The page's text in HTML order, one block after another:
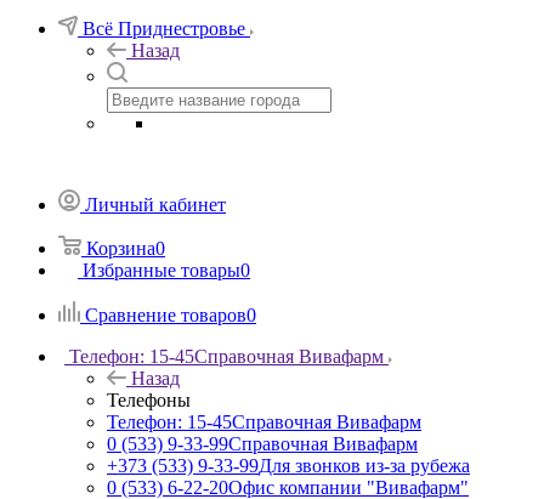
Всё Приднестровье
Назад
Личный кабинет
Корзина0
Избранные товары0
Сравнение товаров0
Телефон: 15-45Справочная Вивафарм
Назад
Телефоны
Телефон: 15-45Справочная Вивафарм
0 (533) 9-33-99Справочная Вивафарм
+373 (533) 9-33-99Для звонков из-за рубежа
0 (533) 6-22-20Офис компании "Вивафарм"